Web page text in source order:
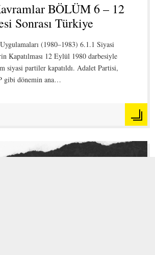
BÖLÜM 6 – 12
Sonrası Türkiye
(1980–1983) 6.1.1 Siyasi
Kapatılması 12 Eylül 1980 darbesiyle
siyasi partiler kapatıldı. Adalet Partisi,
gibi dönemin ana…